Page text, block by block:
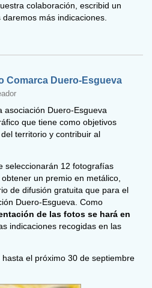
colaboración, escribid un
daremos más indicaciones.
Comarca Duero-Esgueva
asociación Duero-Esgueva
que tiene como objetivos
territorio y contribuir al
seleccionarán 12 fotografías
un premio en metálico,
de difusión gratuita que para el
Duero-Esgueva. Como
de las fotos se hará en
indicaciones recogidas en las
el próximo 30 de septiembre